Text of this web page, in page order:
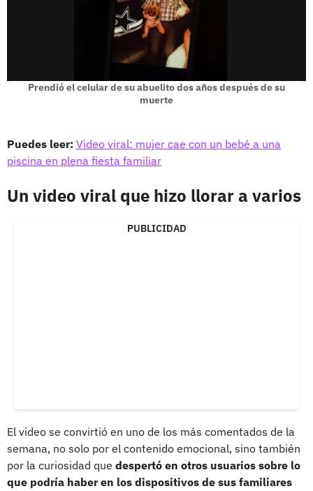
Prendió el celular de su abuelito dos años después de su
muerte
Puedes leer: Video viral: mujer cae con un bebé a una
piscina en plena fiesta familiar
Un video viral que hizo llorar a varios
PUBLICIDAD
El video se convirtió en uno de los más comentados de la
semana, no solo por el contenido emocional, sino también
por la curiosidad que despertó en otros usuarios sobre lo
que podría haber en los dispositivos de sus familiares